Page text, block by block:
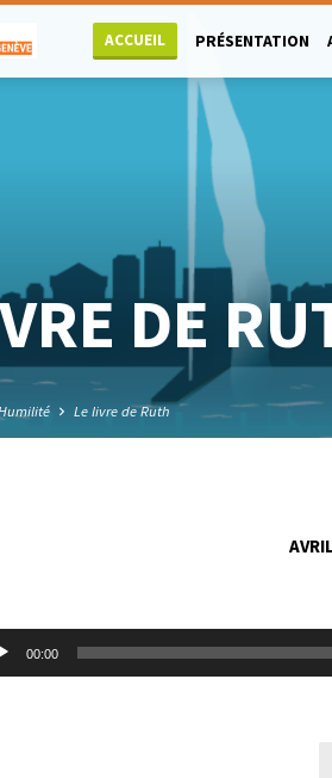
ACCUEIL PRÉSENTATION
DE
Le livre de Ruth
00:00